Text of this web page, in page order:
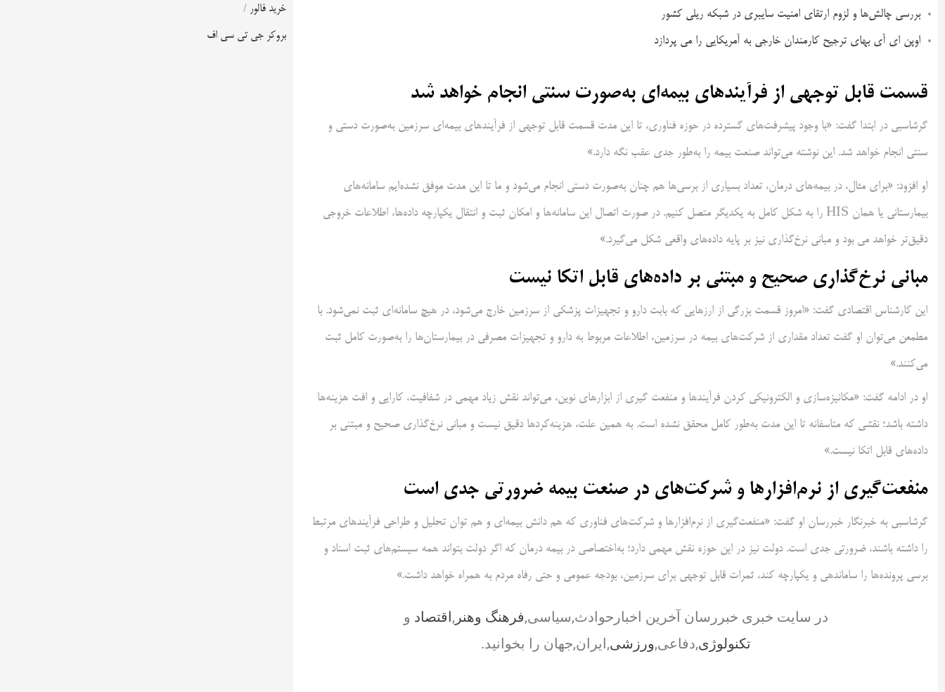
بررسی چالش‌ها و لزوم ارتقای امنیت سایبری در شبکه ریلی کشور
اوپن ای آی بهای ترجیح کارمندان خارجی به آمریکایی را می پردازد
قسمت قابل توجهی از فرآیندهای بیمه‌ای به‌صورت سنتی انجام خواهد شد
گرشاسبی در ابتدا گفت: «با وجود پیشرفت‌های گسترده در حوزه فناوری، تا این مدت قسمت قابل توجهی از فرآیندهای بیمه‌ای سرزمین به‌صورت دستی و
سنتی انجام خواهد شد. این نوشته می‌تواند صنعت بیمه را به‌طور جدی عقب نگه دارد.»
او افزود: «برای مثال، در بیمه‌های درمان، تعداد بسیاری از برسی‌ها هم چنان به‌صورت دستی انجام می‌شود و ما تا این مدت موفق نشده‌ایم سامانه‌های
بیمارستانی یا همان HIS را به شکل کامل به یکدیگر متصل کنیم. در صورت اتصال این سامانه‌ها و امکان ثبت و انتقال یکپارچه داده‌ها، اطلاعات خروجی
دقیق‌تر خواهد می بود و مبانی نرخ‌گذاری نیز بر پایه داده‌های واقعی شکل می‌گیرد.»
مبانی نرخ‌گذاری صحیح و مبتنی بر داده‌های قابل اتکا نیست
این کارشناس اقتصادی گفت: «امروز قسمت بزرگی از ارزهایی که بابت دارو و تجهیزات پزشکی از سرزمین خارج می‌شود، در هیچ سامانه‌ای ثبت نمی‌شود. با
مطمعن می‌توان او گفت تعداد مقداری از شرکت‌های بیمه در سرزمین، اطلاعات مربوط به دارو و تجهیزات مصرفی در بیمارستان‌ها را به‌صورت کامل ثبت
می‌کنند.»
او در ادامه گفت: «مکانیزه‌سازی و الکترونیکی کردن فرآیندها و منفعت گیری از ابزارهای نوین، می‌تواند نقش زیاد مهمی در شفافیت، کارایی و افت هزینه‌ها
داشته باشد؛ نقشی که متاسفانه تا این مدت به‌طور کامل محقق نشده است. به همین علت، هزینه‌کردها دقیق نیست و مبانی نرخ‌گذاری صحیح و مبتنی بر
داده‌های قابل اتکا نیست.»
منفعت‌گیری از نرم‌افزارها و شرکت‌های در صنعت بیمه ضرورتی جدی است
گرشاسبی به خبرنگار خبررسان او گفت: «منفعت‌گیری از نرم‌افزارها و شرکت‌های فناوری که هم دانش بیمه‌ای و هم توان تحلیل و طراحی فرآیندهای مرتبط
را داشته باشند، ضرورتی جدی است. دولت نیز در این حوزه نقش مهمی دارد؛ به‌اختصاصی در بیمه درمان که اگر دولت بتواند همه سیستم‌های ثبت اسناد و
برسی پرونده‌ها را ساماندهی و یکپارچه کند، ثمرات قابل توجهی برای سرزمین، بودجه عمومی و حتی رفاه مردم به همراه خواهد داشت.»
در سایت خبری خبررسان آخرین اخبارحوادث,سیاسی,فرهنگ وهنر , اقتصاد و
تکنولوژی,دفاعی,ورزشی,ایران,جهان را بخوانید.
خرید فالور /
بروکر جی تی سی اف